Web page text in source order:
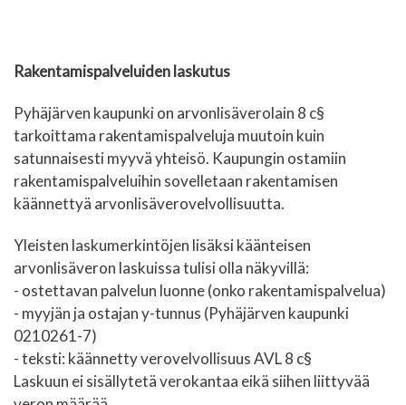
Rakentamispalveluiden laskutus
Pyhäjärven kaupunki on arvonlisäverolain 8 c§
tarkoittama rakentamispalveluja muutoin kuin
satunnaisesti myyvä yhteisö. Kaupungin ostamiin
rakentamispalveluihin sovelletaan rakentamisen
käännettyä arvonlisäverovelvollisuutta.
Yleisten laskumerkintöjen lisäksi käänteisen
arvonlisäveron laskuissa tulisi olla näkyvillä:
- ostettavan palvelun luonne (onko rakentamispalvelua)
- myyjän ja ostajan y-tunnus (Pyhäjärven kaupunki
0210261-7)
- teksti: käännetty verovelvollisuus AVL 8 c§
Laskuun ei sisällytetä verokantaa eikä siihen liittyvää